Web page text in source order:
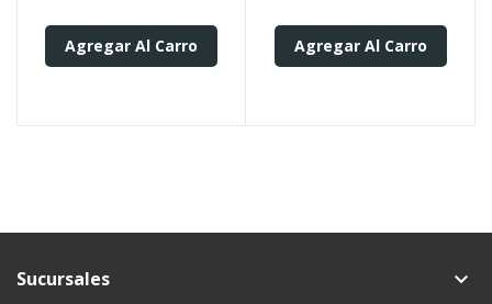
Agregar Al Carro Agregar Al Carro
Sucursales keyboard_arrow_down